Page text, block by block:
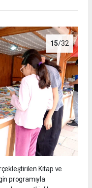
15/32
Kitap ve
programıyla